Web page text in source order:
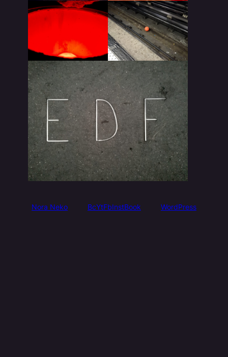
Nora Neko BcYtFbInstBook WordPress